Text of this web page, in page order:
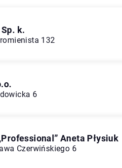
k.
132
6
Aneta Płysiuk
Czerwińskiego 6